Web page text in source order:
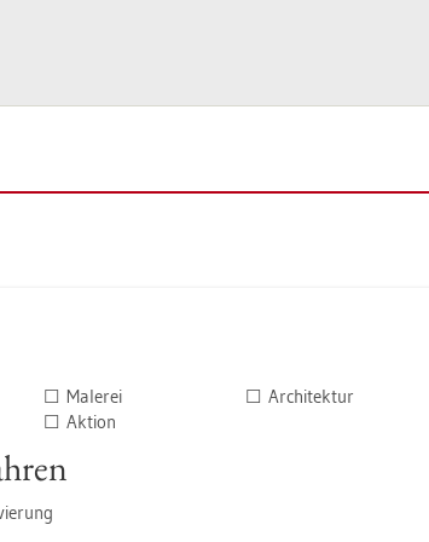
☐ Ma­le­rei
☐ Ar­chi­tek­tur
☐ Ak­ti­on